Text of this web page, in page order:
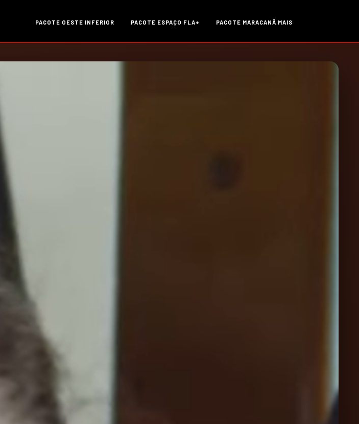
PACOTE OESTE INFERIOR PACOTE ESPAÇO FLA+ PACOTE MARACANÃ MAIS